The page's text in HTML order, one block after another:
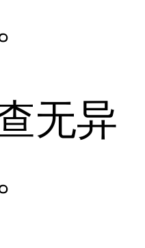
无异